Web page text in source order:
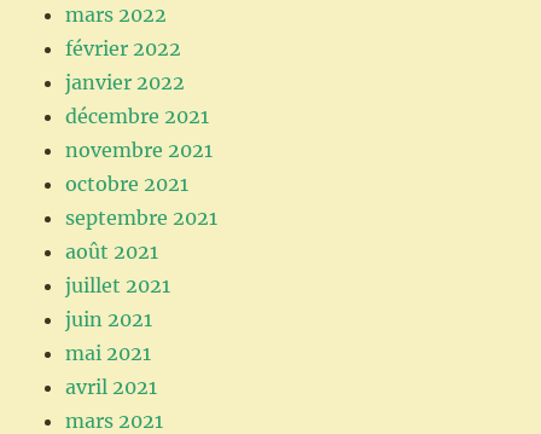
mars 2022
février 2022
janvier 2022
décembre 2021
novembre 2021
octobre 2021
septembre 2021
août 2021
juillet 2021
juin 2021
mai 2021
avril 2021
mars 2021